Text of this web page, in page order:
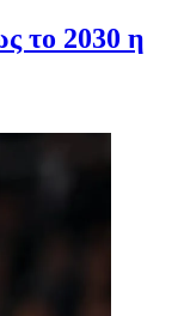
το 2030 η